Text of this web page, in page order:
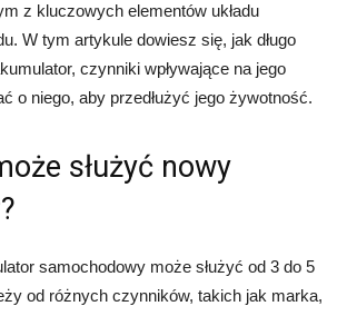
z kluczowych elementów układu
W tym artykule dowiesz się, jak długo
czynniki wpływające na jego
o niego, aby przedłużyć jego żywotność.
służyć nowy
samochodowy może służyć od 3 do 5
od różnych czynników, takich jak marka,